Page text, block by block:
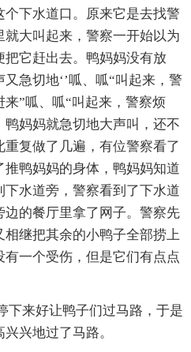
下水道口。原来它是去找警
大叫起来，警察一开始以为
它赶出去。鸭妈妈没有放
急切地‘’呱、呱“叫起来，警
”呱、呱“叫起来，警察烦
妈妈就急切地大声叫，还不
复做了几遍，有位警察看了
鸭妈妈的身体，鸭妈妈知道
水道旁，警察看到了下水道
边的餐厅里拿了网子。警察先
继把其余的小鸭子全部捞上
一个受伤，但是它们有点点
下来好让鸭子们过马路，于是
兴地过了马路。